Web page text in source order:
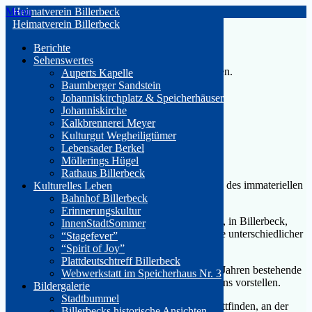
Skip
to
Menu
Heimatverein Billerbeck
Berichte
Sehenswertes
Auperts Kapelle
Baumberger Sandstein
Johanniskirchplatz & Speicherhäuser
Johanniskirche
Kalkbrennerei Meyer
Kulturgut Wegheiligtümer
Lebensader Berkel
Möllerings Hügel
Rathaus Billerbeck
Kulturelles Leben
Bahnhof Billerbeck
Erinnerungskultur
InnenStadtSommer
“Stagefever”
“Spirit of Joy”
Plattdeutschtreff Billerbeck
Webwerkstatt im Speicherhaus Nr. 3
Bildergalerie
Stadtbummel
Heimatverein Billerbeck
« Alle Veranstaltungen
Diese Veranstaltung hat bereits stattgefunden.
Handweben im Speicherhaus Nr.3
28. November 2025 16:00-16:45
Nachtwächterführung in Coesfeld
Domführung St. Ludger
Das Handweben wurde 2023 in die Unesco-Liste des immateriellen
Kulturerbes aufgenommen.
In dem Speicherhäuschen am Johannikirchplatz 3, in Billerbeck,
befinden sich seit einiger Zeit drei Handwebstühle unterschiedlicher
Bauweise.
Frau Margit Althoff wird das seit vielen Tausend Jahren bestehende
und stetig weiterentwickelte Handwerk des Webens vorstellen.
Um 16 Uhr und um 16: 45 wird eine Führung stattfinden, an der